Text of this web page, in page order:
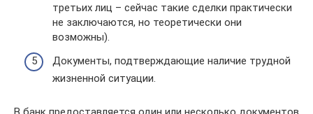
третьих лиц – сейчас такие сделки практически
не заключаются, но теоретически они
возможны).
Документы, подтверждающие наличие трудной
жизненной ситуации.